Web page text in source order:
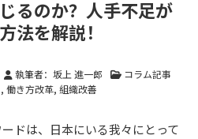
るのか？人手不足が
法を解説！
執筆者：坂上 進一郎
コラム記事
働き方改革 組織改善
ードは、日本にいる我々にとって